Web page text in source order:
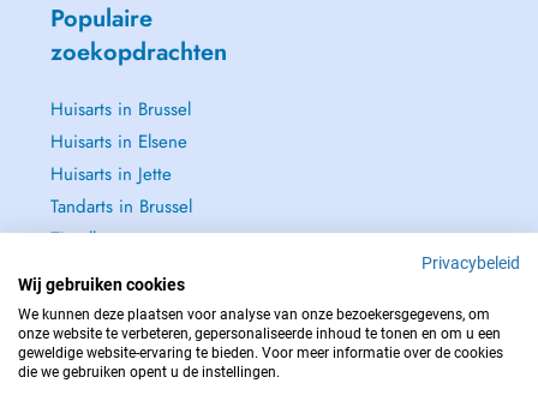
Populaire
zoekopdrachten
Huisarts in Brussel
Huisarts in Elsene
Huisarts in Jette
Tandarts in Brussel
Zie alle →
NEEM IN GEVAL VAN NOOD CONTACT OP MET : 112
Privacybeleid
Wij gebruiken cookies
We kunnen deze plaatsen voor analyse van onze bezoekersgegevens, om
onze website te verbeteren, gepersonaliseerde inhoud te tonen en om u een
geweldige website-ervaring te bieden. Voor meer informatie over de cookies
die we gebruiken opent u de instellingen.